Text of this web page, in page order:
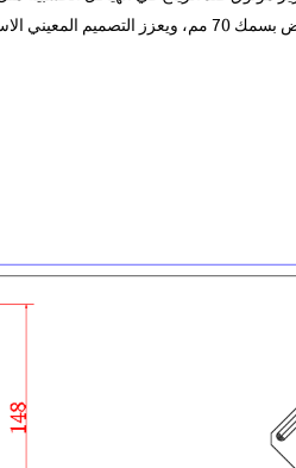
للتوصيلات العلوية والسفلية للجسور والعوارض بسمك